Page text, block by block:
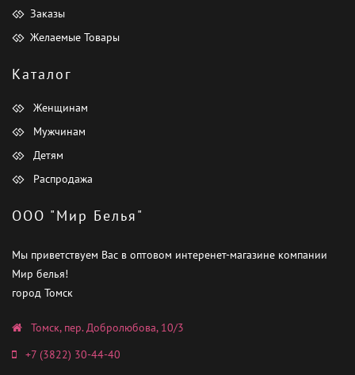
Заказы
Желаемые Товары
Каталог
Женщинам
Мужчинам
Детям
Распродажа
ООО "Мир Белья"
Мы приветствуем Вас в оптовом интеренет-магазине компании
Мир белья!
город Томск
Томск, пер. Добролюбова, 10/3
+7 (3822) 30-44-40